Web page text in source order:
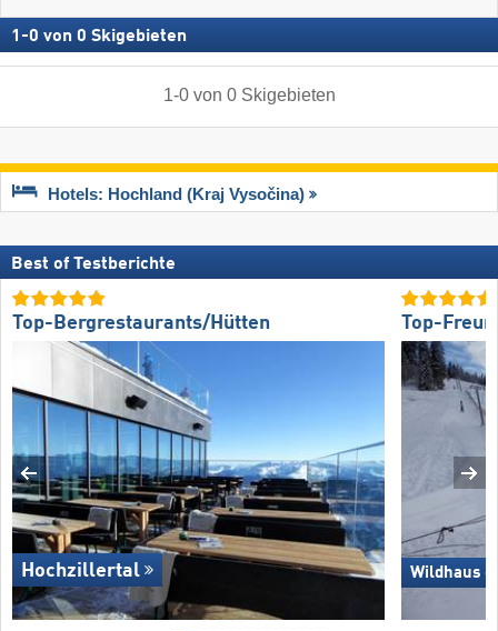
1 -0 von 0 Skigebieten
1-0von 0 Skigebieten
Hotels: Hochland (Kraj Vysočina)
Best of Testberichte
Top-Bergrestaurants/Hütten
Hochzillertal
Top-
Wildhaus –